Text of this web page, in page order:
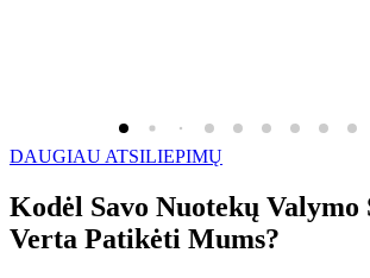
DAUGIAU ATSILIEPIMŲ
Kodėl Savo Nuotekų Valymo
Verta Patikėti Mums?